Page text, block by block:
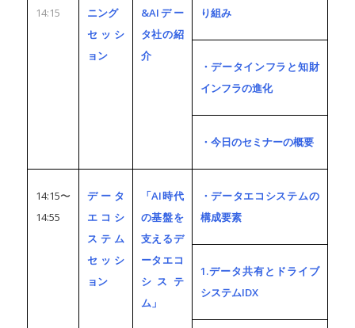
14:15
ニング
セッシ
ョン
&AIデー
タ社の紹
介
り組み
・データインフラと知財
インフラの進化
・今日のセミナーの概要
14:15〜
14:55
データ
エコシ
ステム
セッシ
ョン
「AI時代
の基盤を
支えるデ
ータエコ
システ
ム」
・データエコシステムの
構成要素
1.データ共有とドライブ
システムIDX